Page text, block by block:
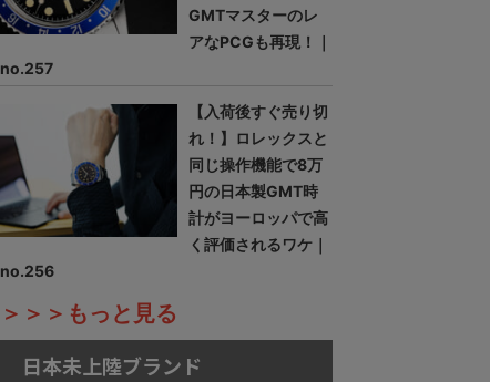
GMTマスターのレ
アなPCGも再現！｜
no.257
【入荷後すぐ売り切
れ！】ロレックスと
同じ操作機能で8万
円の日本製GMT時
計がヨーロッパで高
く評価されるワケ｜
no.256
＞＞＞もっと見る
日本未上陸ブランド